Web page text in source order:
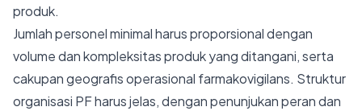
produk.
Jumlah personel minimal harus proporsional dengan
volume dan kompleksitas produk yang ditangani, serta
cakupan geografis operasional farmakovigilans. Struktur
organisasi PF harus jelas, dengan penunjukan peran dan